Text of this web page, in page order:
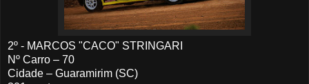
2º - MARCOS "CACO" STRINGARI
Nº Carro – 70
Cidade – Guaramirim (SC)